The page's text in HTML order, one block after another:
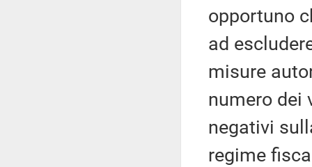
opportuno
ad
misure
numero dei
negativi
regime